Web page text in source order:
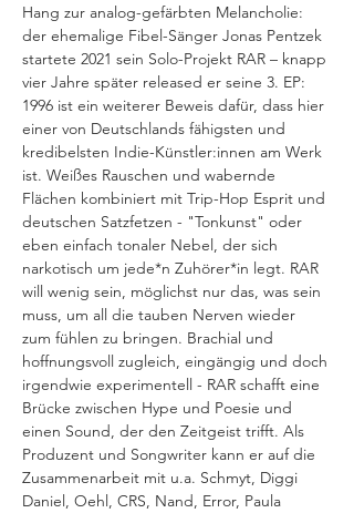
Hang zur analog-gefärbten Melancholie:
der ehemalige Fibel-Sänger Jonas Pentzek
startete 2021 sein Solo-Projekt RAR – knapp
vier Jahre später released er seine 3. EP:
1996 ist ein weiterer Beweis dafür, dass hier
einer von Deutschlands fähigsten und
kredibelsten Indie-Künstler:innen am Werk
ist. Weißes Rauschen und wabernde
Flächen kombiniert mit Trip-Hop Esprit und
deutschen Satzfetzen - "Tonkunst" oder
eben einfach tonaler Nebel, der sich
narkotisch um jede*n Zuhörer*in legt. RAR
will wenig sein, möglichst nur das, was sein
muss, um all die tauben Nerven wieder
zum fühlen zu bringen. Brachial und
hoffnungsvoll zugleich, eingängig und doch
irgendwie experimentell - RAR schafft eine
Brücke zwischen Hype und Poesie und
einen Sound, der den Zeitgeist trifft. Als
Produzent und Songwriter kann er auf die
Zusammenarbeit mit u.a. Schmyt, Diggi
Daniel, Oehl, CRS, Nand, Error, Paula